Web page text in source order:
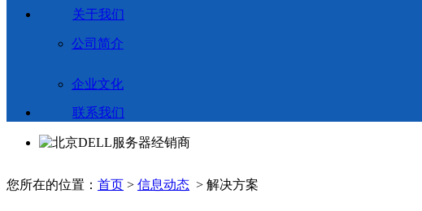
关于我们
公司简介
企业文化
联系我们
您所在的位置： 首页 > 信息动态 > 解决方案